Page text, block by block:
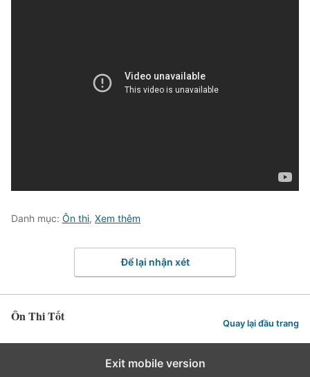
Danh mục: Ôn thi, Xem thêm
Để lại nhận xét
Ôn Thi Tốt Quay lại đầu trang
Exit mobile version